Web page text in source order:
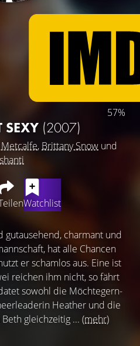
57%
SEXY (2007)
Metcalfe, Brittany Snow und
Watchlist
gutausehend, charmant und
hat alle Chancen
er schamlos aus. Eine ist
reichen ihm nicht, so fährt
sowohl die Möchtegern-
Heather und die
gleichzeitig ... (mehr)